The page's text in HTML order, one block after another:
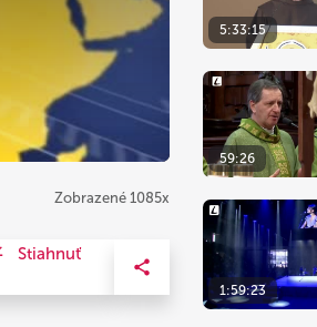
Zobrazené 1085x
Stiahnuť
5:33:15
59:26
1:59:23